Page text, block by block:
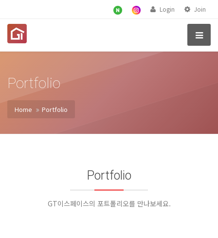
Login Join
Portfolio
Home Portfolio
Portfolio
GT이스페이스의 포트폴리오를 만나보세요.